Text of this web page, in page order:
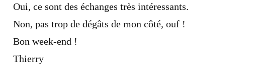
Oui, ce sont des échanges très intéressants.
Non, pas trop de dégâts de mon côté, ouf !
Bon week-end !
Thierry